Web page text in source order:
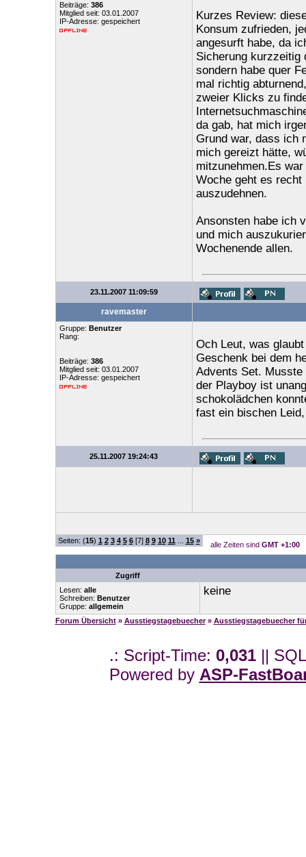
Beiträge: 386
Mitglied seit: 03.01.2007
IP-Adresse: gespeichert
Kurzes Review:
Konsum zufrieden,
angesurft habe, da
Sicherung kurzzeitig
sondern habe quer
mal richtig
zweier Klicks zu
da gab, hat mich
Grund war, dass ich
mich gereizt hätte,
mitzunehmen.Es
Woche geht es
auszudehnen.
Ansonsten habe ich
und mich
Wochenende allen.
23.11.2007 11:09:59
ravemaster
Gruppe: Benutzer
Rang:
Beiträge: 386
Mitglied seit: 03.01.2007
IP-Adresse: gespeichert
Och Leut, was
Geschenk bei dem
Advents Set.
der Playboy ist
schokolädchen
fast ein bischen
25.11.2007 19:24:43
Seiten: (15) 1 2 3 4 5 6[7] 8 9 10 11 15 » alle Zeiten sind GMT +1:00
Zugriff
Lesen: alle
Schreiben: Benutzer
Gruppe: allgemein
keine
Forum Übersicht » Ausstiegstagebuecher » Ausstiegstagebuecher
.: Script-Time: 0,031||
Powered by ASP-